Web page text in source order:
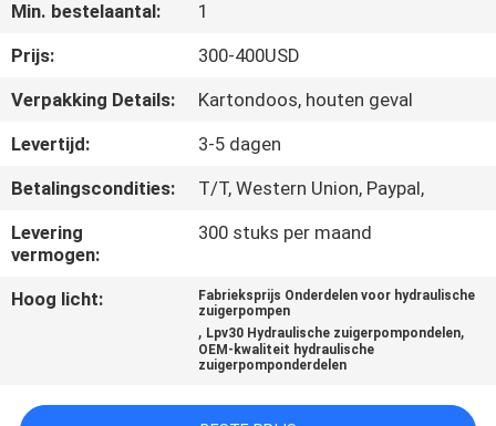
CONTACTEER
ONS
NIEUWS
GEVALLEN
SITEMAP
Min. bestelaantal:
1
Prijs:
300-400USD
Verpakking Details:
Kartondoos, houten geval
Levertijd:
3-5 dagen
Betalingscondities:
T/T, Western Union, Paypal,
Levering
vermogen:
300 stuks per maand
Hoog licht:
Fabrieksprijs Onderdelen voor hydraulische
zuigerpompen
, Lpv30 Hydraulische zuigerpompondelen,
OEM-kwaliteit hydraulische
zuigerpomponderdelen